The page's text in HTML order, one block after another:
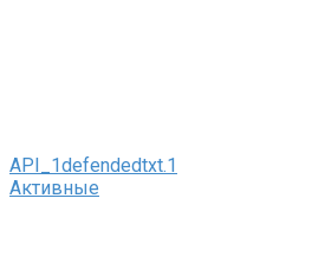
API_1defendedtxt.1
Активные